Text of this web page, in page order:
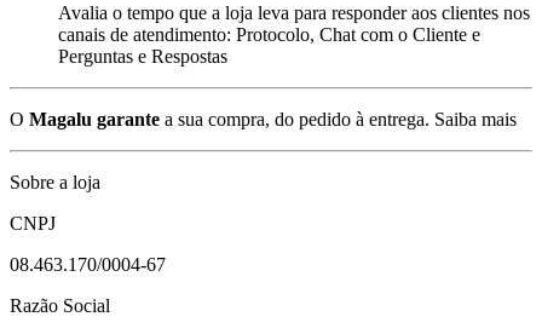
Avalia o tempo que a loja leva para responder aos clientes nos
canais de atendimento: Protocolo, Chat com o Cliente e
Perguntas e Respostas
O Magalu garante a sua compra, do pedido à entrega. Saiba mais
Sobre a loja
CNPJ
08.463.170/0004-67
Razão Social